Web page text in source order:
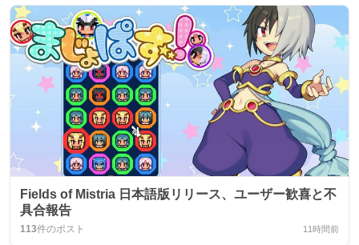
Fields of Mistria 日本語版リリース、ユーザー歓喜と不
具合報告
113件のポスト 11時間前